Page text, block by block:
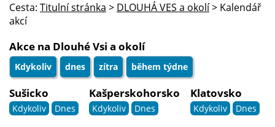
Cesta: Titulní stránka > DLOUHÁ VES a okolí> Kalendář
akcí
Akce na Dlouhé Vsi a okolí
Kdykoliv dnes zítra během týdne
Sušicko
Kdykoliv Dnes
Kašperskohorsko
Kdykoliv Dnes
Klatovsko
Kdykoliv Dnes